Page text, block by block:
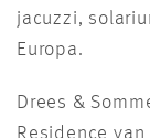
jacuzzi,
Europa.
Drees &